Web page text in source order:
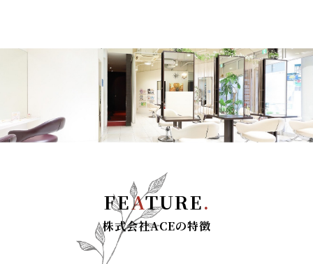
FEATURE.
株式会社ACEの特徴